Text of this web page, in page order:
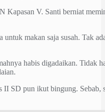
Kapasan V. Santi berniat
untuk makan saja susah. Tak
habis digadaikan. Tidak
SD pun ikut bingung. Sebab,